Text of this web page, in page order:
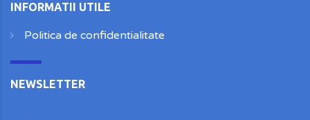
INFORMATII UTILE
Politica de confidentialitate
NEWSLETTER